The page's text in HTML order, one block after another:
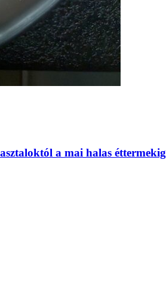
a mai halas éttermekig